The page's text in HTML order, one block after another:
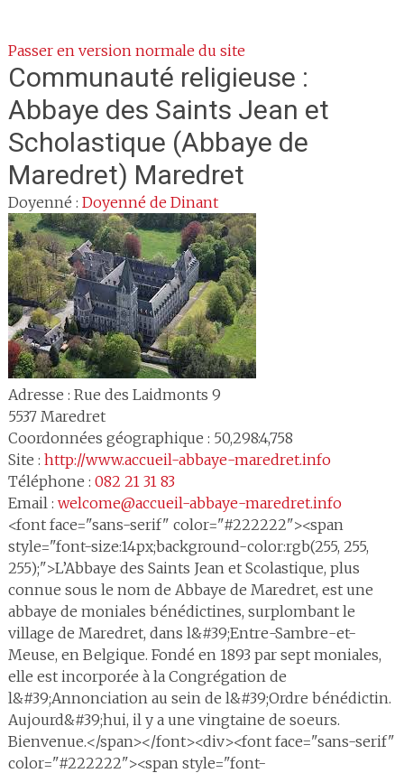
Passer en version normale du site
Communauté religieuse :
Abbaye des Saints Jean et
Scholastique (Abbaye de
Maredret) Maredret
Doyenné : Doyenné de Dinant
Adresse : Rue des Laidmonts 9
5537 Maredret
Coordonnées géographique : 50,298:4,758
Site : http://www.accueil-abbaye-maredret.info
Téléphone : 082 21 31 83
Email : welcome@accueil-abbaye-maredret.info
<font face="sans-serif" color="#222222"><span
style="font-size:14px;background-color:rgb(255, 255,
255);">L’Abbaye des Saints Jean et Scolastique, plus
connue sous le nom de Abbaye de Maredret, est une
abbaye de moniales bénédictines, surplombant le
village de Maredret, dans l&#39;Entre-Sambre-et-
Meuse, en Belgique. Fondé en 1893 par sept moniales,
elle est incorporée à la Congrégation de
l&#39;Annonciation au sein de l&#39;Ordre bénédictin.
Aujourd&#39;hui, il y a une vingtaine de soeurs.
Bienvenue.</span></font><div><font face="sans-serif"
color="#222222"><span style="font-